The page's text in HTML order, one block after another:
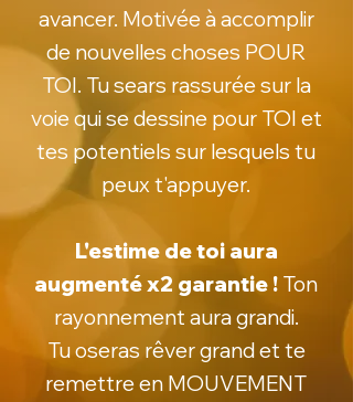
avancer. Motivée à accomplir
de nouvelles choses POUR
TOI. Tu sears rassurée sur la
voie qui se dessine pour TOI et
tes potentiels sur lesquels tu
peux t'appuyer.
L'estime de toi aura
augmenté x2 garantie ! Ton
rayonnement aura grandi.
Tu oseras rêver grand et te
remettre en MOUVEMENT